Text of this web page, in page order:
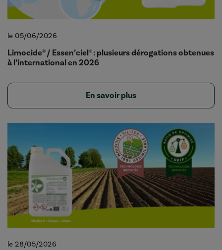
le 05/06/2026
Limocide® / Essen’ciel® : plusieurs dérogations obtenues
à l’international en 2026
En savoir plus
le 28/05/2026